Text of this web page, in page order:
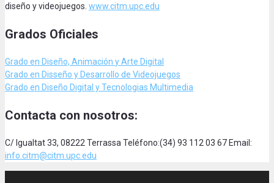
diseño y videojuegos. www.citm.upc.edu
Grados Oficiales
Grado en Diseño, Animación y Arte Digital
Grado en Disseño y Desarrollo de Videojuegos
Grado en Diseño Digital y Tecnologias Multimedia
Contacta con nosotros:
C/ Igualtat 33, 08222 Terrassa Teléfono:(34) 93 112 03 67 Email:
info.citm@citm.upc.edu